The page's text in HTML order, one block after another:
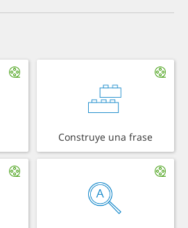
Construye una frase